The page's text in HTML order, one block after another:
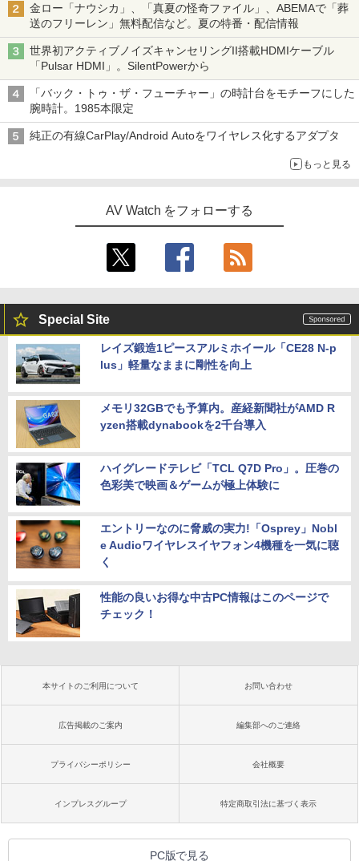
金ロー「ナウシカ」、「真夏の怪奇ファイル」、ABEMAで「葬
送のフリーレン」無料配信など。夏の特番・配信情報
世界初アクティブノイズキャンセリングII搭載HDMIケーブル
「Pulsar HDMI」。SilentPowerから
「バック・トゥ・ザ・フューチャー」の時計台をモチーフにした
腕時計。1985本限定
純正の有線CarPlay/Android Autoをワイヤレス化するアダプタ
もっと見る
AV Watch をフォローする
Special Site
レイズ鍛造1ピースアルミホイール「CE28 N-p
lus」軽量なままに剛性を向上
メモリ32GBでも予算内。産経新聞社がAMD R
yzen搭載dynabookを2千台導入
ハイグレードテレビ「TCL Q7D Pro」。圧巻の
色彩美で映画＆ゲームが極上体験に
エントリーなのに脅威の実力!「Osprey」Nobl
e Audioワイヤレスイヤフォン4機種を一気に聴
く
性能の良いお得な中古PC情報はこのページで
チェック！
本サイトのご利用について お問い合わせ
広告掲載のご案内 編集部へのご連絡
プライバシーポリシー 会社概要
インプレスグループ 特定商取引法に基づく表示
PC版で見る